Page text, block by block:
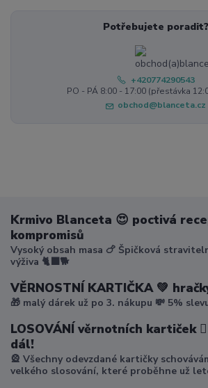
Potřebujete poradit?
+420774290543
PO - PÁ 8:00 - 17:00 (přestávka
obchod@blanceta.cz
Krmivo Blanceta 😍 poctivá
kompromisů
Vysoký obsah masa 🍗 Špičková
výživa 🐈‍⬛🐕
VĚRNOSTNÍ KARTIČKA 💚
🎁 malý dárek už po 3. nákupu 💸 5%
LOSOVÁNÍ věrnotních kartiček
dál!
🎡 Všechny odevzdané kartičky
velkého slosování, které proběhne už